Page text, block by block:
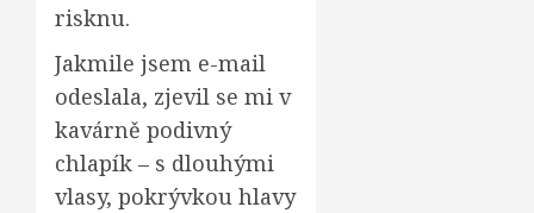
risknu.
Jakmile jsem e-mail
odeslala, zjevil se mi v
kavárně podivný
chlapík – s dlouhými
vlasy, pokrývkou hlavy